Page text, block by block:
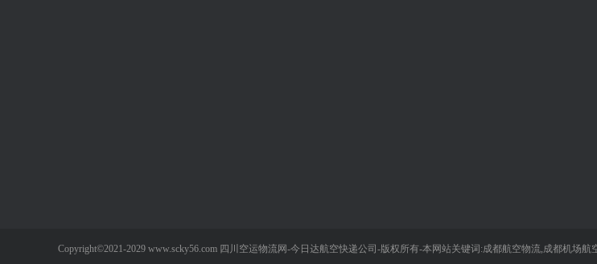
航空快递
成都
Copyright©2021-2029 www.scky56.com 四川空运物流网-今日达航空快递公司-版权所有-本网站关键词:成都航空物流,成都机场